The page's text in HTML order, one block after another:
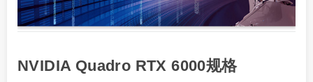
NVIDIA Quadro RTX 6000规格